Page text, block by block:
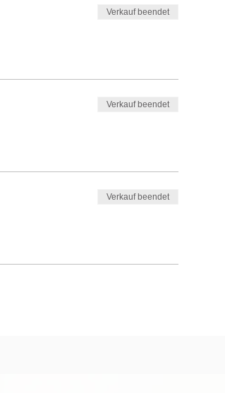
Verkauf beendet
Verkauf beendet
Verkauf beendet